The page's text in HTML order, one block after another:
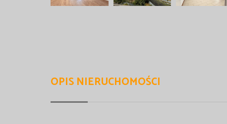
OPIS NIERUCHOMOŚCI